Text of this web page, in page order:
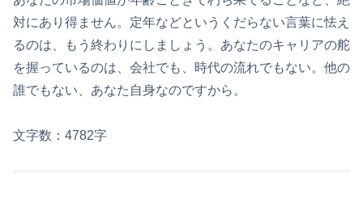
対にあり得ません。定年などというくだらない言葉に怯え
るのは、もう終わりにしましょう。あなたのキャリアの舵
を握っているのは、会社でも、時代の流れでもない。他の
誰でもない、あなた自身なのですから。
文字数：4782字